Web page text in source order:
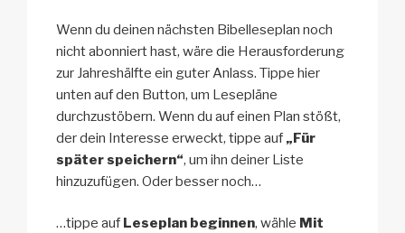
Wenn du deinen nächsten Bibelleseplan noch
nicht abonniert hast, wäre die Herausforderung
zur Jahreshälfte ein guter Anlass. Tippe hier
unten auf den Button, um Lesepläne
durchzustöbern. Wenn du auf einen Plan stößt,
der dein Interesse erweckt, tippe auf „Für
später speichern“, um ihn deiner Liste
hinzuzufügen. Oder besser noch…
…tippe auf Leseplan beginnen, wähle Mit